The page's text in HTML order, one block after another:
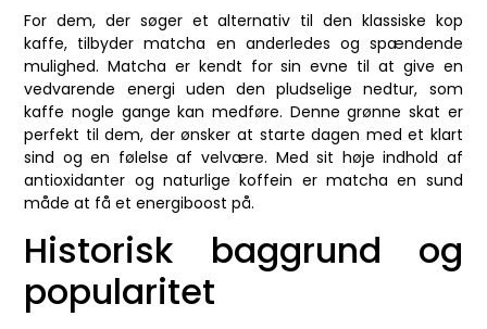
For dem, der søger et alternativ til den klassiske kop
kaffe, tilbyder matcha en anderledes og spændende
mulighed. Matcha er kendt for sin evne til at give en
vedvarende energi uden den pludselige nedtur, som
kaffe nogle gange kan medføre. Denne grønne skat er
perfekt til dem, der ønsker at starte dagen med et klart
sind og en følelse af velvære. Med sit høje indhold af
antioxidanter og naturlige koffein er matcha en sund
måde at få et energiboost på.
Historisk baggrund og
popularitet